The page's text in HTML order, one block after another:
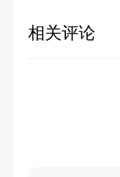
相关评论